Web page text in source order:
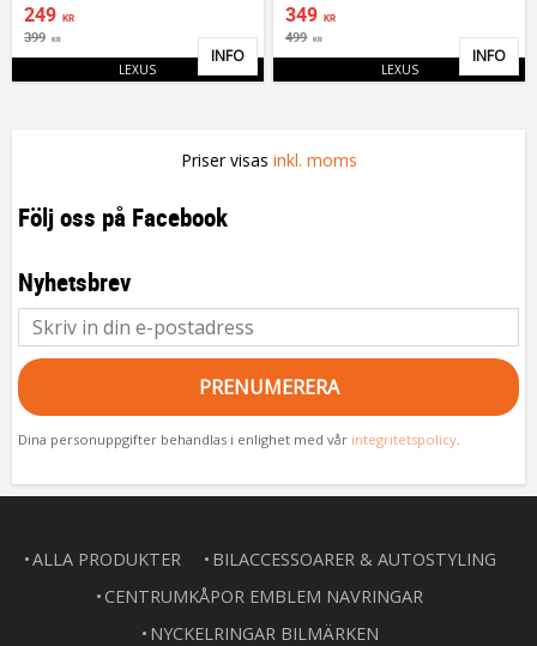
249 KR
399 KR
LEXUS Lägg till i favoriter
INFO
349 KR
499 KR
LEXUS
INFO
Priser visas inkl. moms
Följ oss på Facebook
Nyhetsbrev
PRENUMERERA
Dina personuppgifter behandlas i enlighet med vår integritetspolicy
ALLA PRODUKTER
BILACCESSOARER & AUTOSTYLING
CENTRUMKÅPOR EMBLEM NAVRINGAR
NYCKELRINGAR BILMÄRKEN